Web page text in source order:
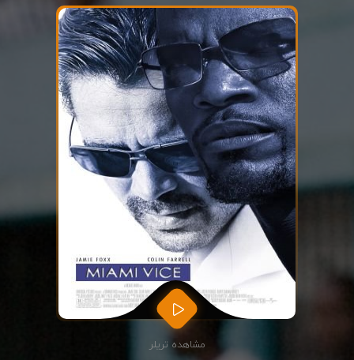
مشاهده تریلر